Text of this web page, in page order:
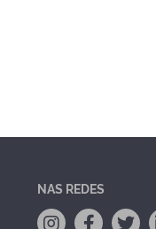
NAS REDES